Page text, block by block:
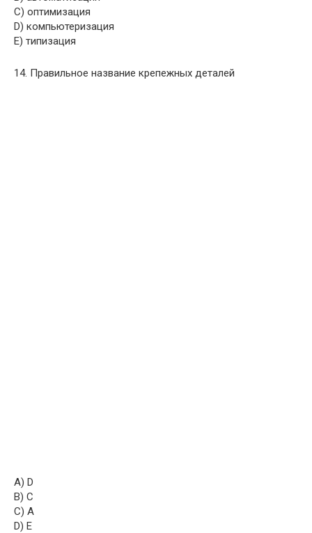
C) оптимизация
D) компьютеризация
E) типизация
14. Правильное название крепежных деталей
A) D
B) C
C) A
D) E